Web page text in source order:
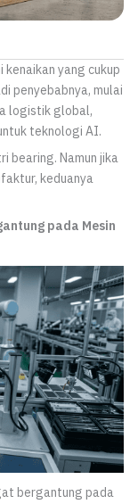
yang cukup
penyebabnya, mulai
logistik global,
teknologi AI.
bearing. Namun jika
keduanya
pada Mesin
bergantung pada